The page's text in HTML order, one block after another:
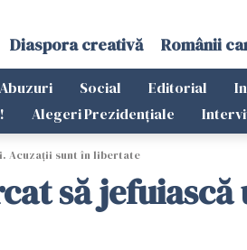
Diaspora creativă Românii
Abuzuri Social Editorial
Alegeri Prezidențiale
Acuzații sunt în libertate
să